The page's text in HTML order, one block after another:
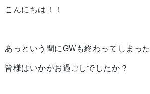
こんにちは！！
あっという間にGWも終わってしまっ
皆様はいかがお過ごしでしたか？